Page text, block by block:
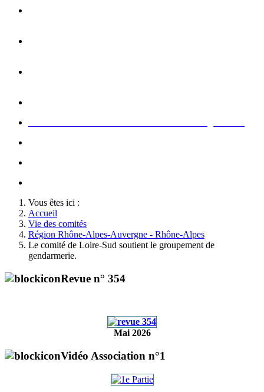
Vous êtes ici :
Accueil
Vie des comités
Région Rhône-Alpes-Auvergne - Rhône-Alpes
Le comité de Loire-Sud soutient le groupement de
gendarmerie.
Revue n° 354
Mai 2026
Vidéo Association n°1